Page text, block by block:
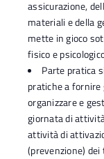
assicurazione,
materiali e della
mette in gioco
fisico e
Parte pratica
pratiche a
organizzare e
giornata di
attività di
(prevenzione)